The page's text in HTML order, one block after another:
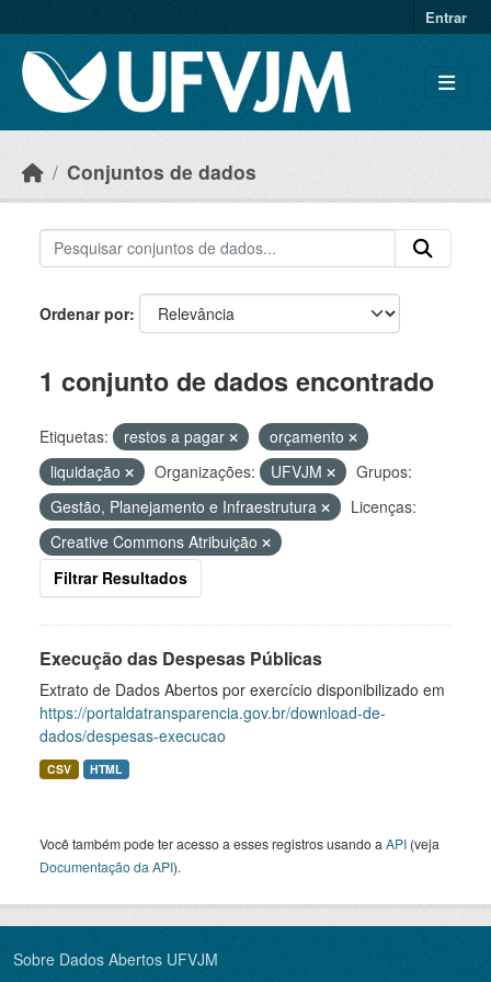
Entrar
Conjuntos de dados
Ordenar por
1 conjunto de dados encontrado
Etiquetas: restos a pagar
orçamento
liquidação
Organizações: UFVJM
Grupos:
Gestão, Planejamento e Infraestrutura
Licenças:
Creative Commons Atribuição
Filtrar Resultados
Execução das Despesas Públicas
Extrato de Dados Abertos por exercício disponibilizado em
https://portaldatransparencia.gov.br/download-de-
dados/despesas-execucao
CSV HTML
Você também pode ter acesso a esses registros usando a API (veja
Documentação da API).
Sobre Dados Abertos UFVJM